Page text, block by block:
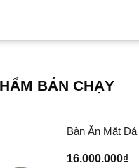
BÁN CHẠY
16.000.000₫